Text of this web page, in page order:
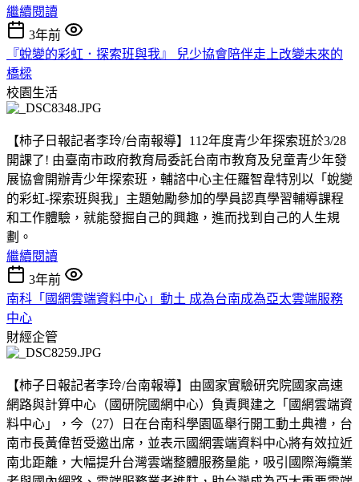
繼續閱讀
3年前
『蛻變的彩虹．探索班與我』 兒少協會陪伴走上改變未來的
橋樑
校園生活
【柿子日報記者李玲/台南報導】112年度青少年探索班於3/28
開課了! 由臺南市政府教育局委託台南市教育及兒童青少年發
展協會開辦青少年探索班，輔諮中心主任羅智韋特別以「蛻變
的彩虹-探索班與我」主題勉勵參加的學員認真學習輔導課程
和工作體驗，就能發掘自己的興趣，進而找到自己的人生規
劃。
繼續閱讀
3年前
南科「國網雲端資料中心」動土 成為台南成為亞太雲端服務
中心
財經企管
【柿子日報記者李玲/台南報導】由國家實驗研究院國家高速
網路與計算中心（國研院國網中心）負責興建之「國網雲端資
料中心」，今（27）日在台南科學園區舉行開工動土典禮，台
南市長黃偉哲受邀出席，並表示國網雲端資料中心將有效拉近
南北距離，大幅提升台灣雲端整體服務量能，吸引國際海纜業